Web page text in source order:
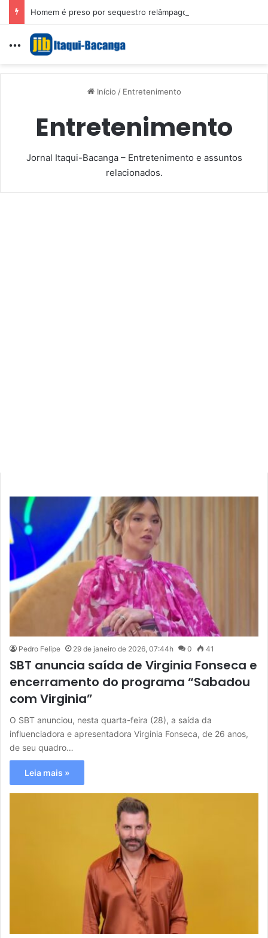
Menu
Início / Entretenimento
Entretenimento
Jornal Itaqui-Bacanga – Entretenimento e assuntos
relacionados.
Pedro Felipe 29 de janeiro de 2026, 07:44h 0 41
SBT anuncia saída de Virginia Fonseca e
encerramento do programa “Sabadou
com Virginia”
O SBT anunciou, nesta quarta-feira (28), a saída da
influenciadora e apresentadora Virginia Fonseca, de 26 anos,
de seu quadro…
Leia mais »